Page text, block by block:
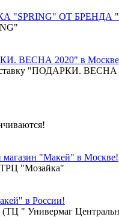
"SPRING" ОТ БРЕНДА
ВЕСНА 2020" в
"ПОДАРКИ. ВЕСНА
"Макей" в Москве!
"Мозайка"
в России!
(ТЦ " Универмаг